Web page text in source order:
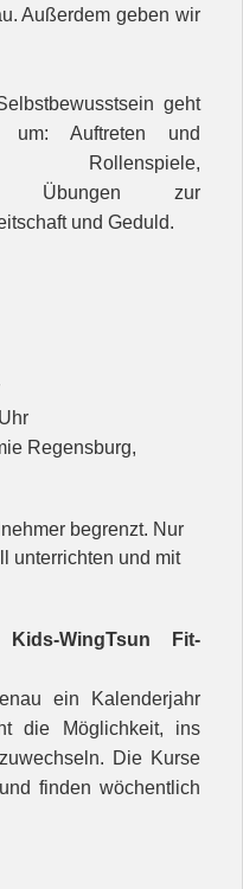
Außerdem geben wir
geht
Auftreten und
Übungen zur
und Geduld.
Regensburg,
begrenzt. Nur
unterrichten und mit
WingTsun Fit-
ein Kalenderjahr
die Möglichkeit, ins
Die Kurse
finden wöchentlich